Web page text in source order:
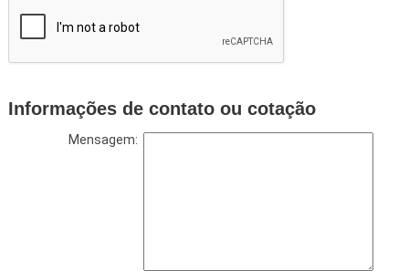
Informações de contato ou cotação
Mensagem: